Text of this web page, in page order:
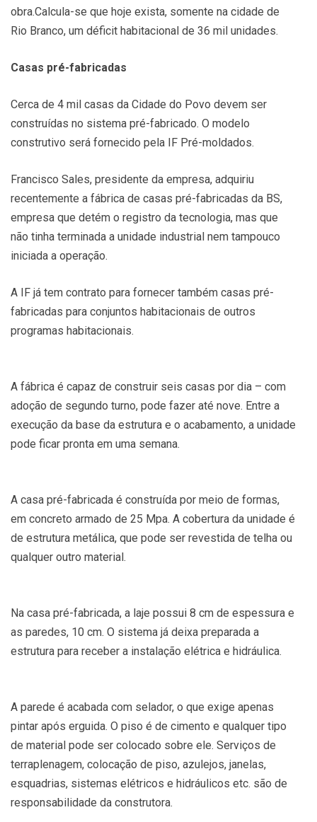
obra.Calcula-se que hoje exista, somente na cidade de
Rio Branco, um déficit habitacional de 36 mil unidades.
Casas pré-fabricadas
Cerca de 4 mil casas da Cidade do Povo devem ser
construídas no sistema pré-fabricado. O modelo
construtivo será fornecido pela IF Pré-moldados.
Francisco Sales, presidente da empresa, adquiriu
recentemente a fábrica de casas pré-fabricadas da BS,
empresa que detém o registro da tecnologia, mas que
não tinha terminada a unidade industrial nem tampouco
iniciada a operação.
A IF já tem contrato para fornecer também casas pré-
fabricadas para conjuntos habitacionais de outros
programas habitacionais.
A fábrica é capaz de construir seis casas por dia – com
adoção de segundo turno, pode fazer até nove. Entre a
execução da base da estrutura e o acabamento, a unidade
pode ficar pronta em uma semana.
A casa pré-fabricada é construída por meio de formas,
em concreto armado de 25 Mpa. A cobertura da unidade é
de estrutura metálica, que pode ser revestida de telha ou
qualquer outro material.
Na casa pré-fabricada, a laje possui 8 cm de espessura e
as paredes, 10 cm. O sistema já deixa preparada a
estrutura para receber a instalação elétrica e hidráulica.
A parede é acabada com selador, o que exige apenas
pintar após erguida. O piso é de cimento e qualquer tipo
de material pode ser colocado sobre ele. Serviços de
terraplenagem, colocação de piso, azulejos, janelas,
esquadrias, sistemas elétricos e hidráulicos etc. são de
responsabilidade da construtora.